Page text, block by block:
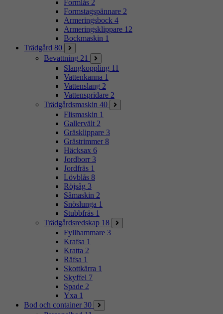
Formlås 2
Formstagspännare 2
Armeringsbock 4
Armeringsklippare 12
Bockmaskin 1
Trädgård 80
Bevattning 21
Slangkoppling 11
Vattenkanna 1
Vattenslang 2
Vattenspridare 2
Trädgårdsmaskin 40
Flismaskin 1
Gallervält 2
Gräsklippare 3
Grästrimmer 8
Häcksax 6
Jordborr 3
Jordfräs 1
Lövblås 8
Röjsåg 3
Såmaskin 2
Snöslunga 1
Stubbfräs 1
Trädgårdsredskap 18
Fyllhammare 3
Krafsa 1
Kratta 2
Räfsa 1
Skottkärra 1
Skyffel 7
Spade 2
Yxa 1
Bod och container 30